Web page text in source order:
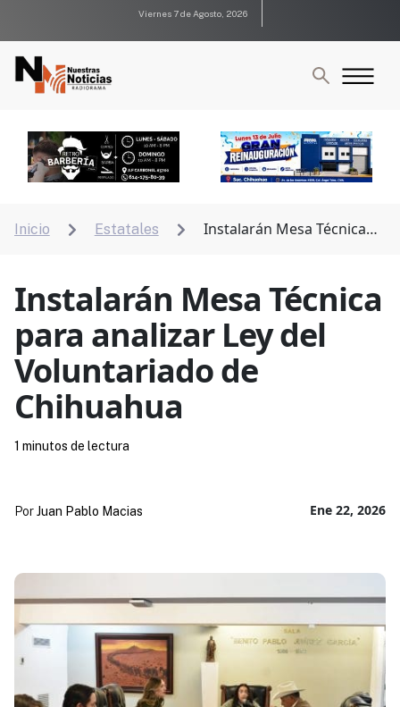
Viernes 7 de Agosto, 2026
Inicio  Estatales 
Instalarán Mesa Técnica
Instalarán Mesa Técnica
para analizar Ley del
Voluntariado de
Chihuahua
Ene 22, 2026
PorJuan Pablo Macias
1 minutos de lectura